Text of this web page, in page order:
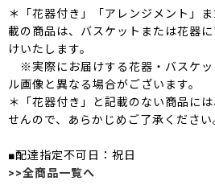
＊「花器付き」「アレンジメント」
載の商品は、バスケットまたは花器
けいたします。
※実際にお届けする花器・バスケッ
ル画像と異なる場合がございます。
＊「花器付き」と記載のない商品に
せんので、あらかじめご了承ください
■配達指定不可日：祝日
>>全商品一覧へ